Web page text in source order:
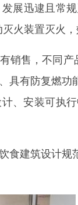
展迅逮且常
火装置灭火，
销售，不同
具有防复燃
、安装可执
食建筑设计规